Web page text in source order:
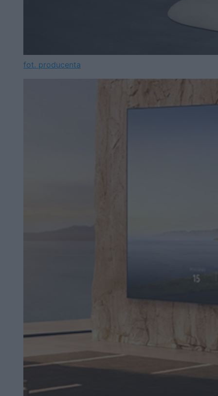
fot. producenta